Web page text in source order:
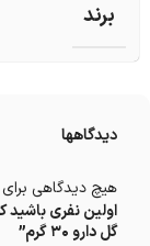
برند
دیدگاهها
هیچ دیدگاهی
اولین نفری باشید
گل دارو 30 گرم”